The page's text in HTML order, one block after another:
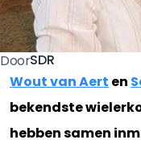
DoorSDR
Wout van Aert en
bekendste
hebben samen